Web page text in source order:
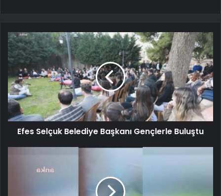
Efes Selçuk Belediye Başkanı Gençlerle Buluştu